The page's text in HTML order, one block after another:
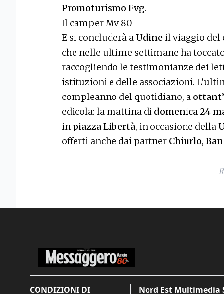
Promoturismo Fvg.
Il camper Mv 80
E si concluderà aUdine il viaggio del
che nelle ultime settimane ha toccato
raccogliendo le testimonianze dei
istituzioni e delle associazioni.
compleanno del quotidiano, a
edicola: la mattina di domenica 24
in piazza Libertà, in occasione della
offerti anche dai partner Chiurlo,
CONDIZIONI DI Nord Est Multimedia